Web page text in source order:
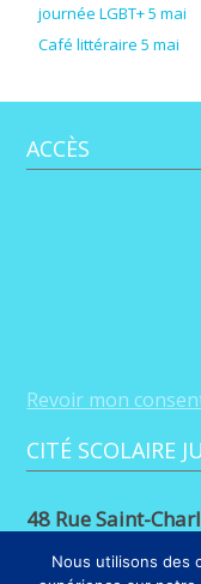
journée LGBT+ 5 mai
Café littéraire 5 mai
ACCÈS
Revoir mon
CITÉ SCOLAIRE
48 Rue Saint-
Nous utilisons des